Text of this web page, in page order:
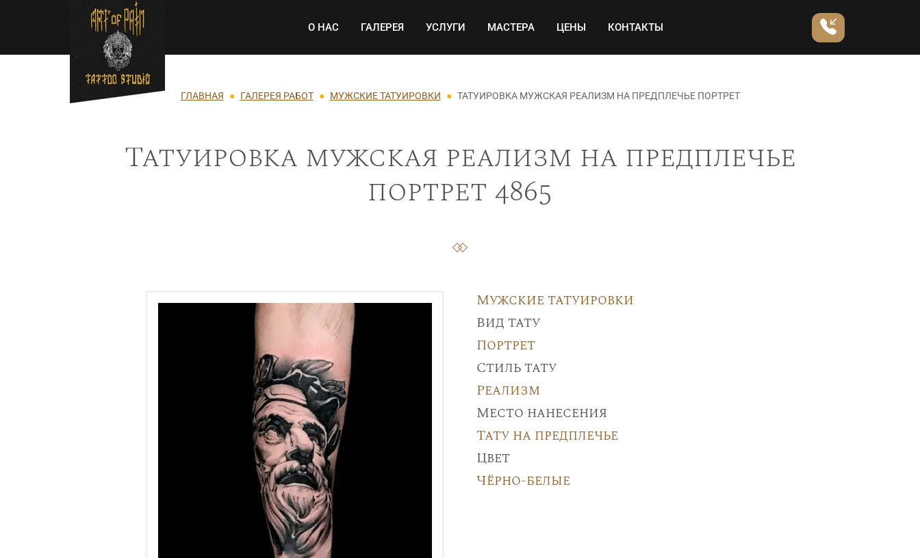
Перейти к основному содержанию Основная навигация
О НАС ГАЛЕРЕЯ УСЛУГИ МАСТЕРА ЦЕНЫ КОНТАКТЫ
Строка навигации
ГЛАВНАЯ ГАЛЕРЕЯ РАБОТ МУЖСКИЕ ТАТУИРОВКИ ТАТУИРОВКА МУЖСКАЯ РЕАЛИЗМ НА ПРЕДПЛЕЧЬЕ ПОРТРЕТ
Татуировка мужская реализм на предплечье
портрет 4865
Мужские татуировки
Вид тату
Портрет
Стиль тату
Реализм
Место нанесения
Тату на предплечье
Цвет
Чёрно-белые